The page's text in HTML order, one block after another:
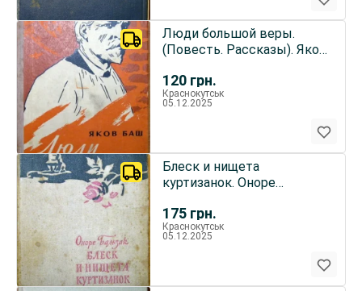
120 грн.
Люди большой веры.
(Повесть. Рассказы). Яков
Краснокутськ
05.12.2025
175 грн.
Блеск и нищета
куртизанок. Оноре
Краснокутськ
05.12.2025